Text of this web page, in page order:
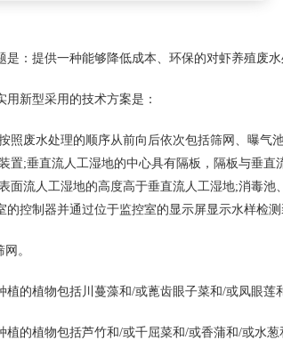
提供一种能够降低成本、环保的对虾养殖废水
新型采用的技术方案是：
废水处理的顺序从前向后依次包括筛网、曝气
置;垂直流人工湿地的中心具有隔板，隔板与垂
面流人工湿地的高度高于垂直流人工湿地;消毒
控制器并通过位于监控室的显示屏显示水样检测
。
植物包括川蔓藻和/或蓖齿眼子菜和/或凤眼莲
植物包括芦竹和/或千屈菜和/或香蒲和/或水葱